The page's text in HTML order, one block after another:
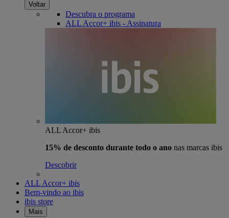
Voltar
Descubra o programa
ALL Accor+ ibis - Assinatura
ALL Accor+ ibis
15% de desconto durante todo o ano nas marcas ibis
Descobrir
ALL Accor+ ibis
Bem-vindo ao ibis
ibis store
Mais